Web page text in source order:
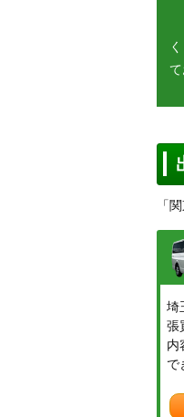
「
埼
張
内
で